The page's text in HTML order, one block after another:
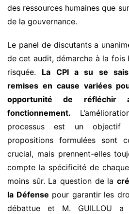
des ressources humaines que
de la gouvernance.
Le panel de discutants a
de cet audit, démarche à la fois
risquée. La CPI a su se
remises en cause variées
opportunité de réfléchir
fonctionnement.
processus est un objectif
propositions formulées sont
crucial, mais prennent-elles
compte la spécificité de
moins sûr. La question de la
la Défense pour garantir les
débattue et M. GUILLOU a